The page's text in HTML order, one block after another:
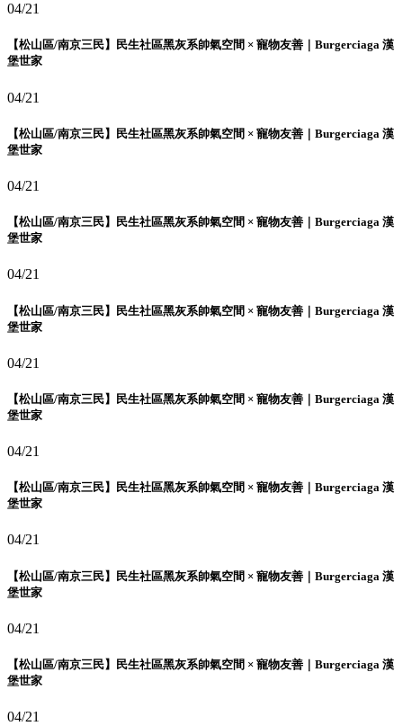
04/21
【松山區/南京三民】民生社區黑灰系帥氣空間 × 寵物友善｜Burgerciaga 漢
堡世家
04/21
【松山區/南京三民】民生社區黑灰系帥氣空間 × 寵物友善｜Burgerciaga 漢
堡世家
04/21
【松山區/南京三民】民生社區黑灰系帥氣空間 × 寵物友善｜Burgerciaga 漢
堡世家
04/21
【松山區/南京三民】民生社區黑灰系帥氣空間 × 寵物友善｜Burgerciaga 漢
堡世家
04/21
【松山區/南京三民】民生社區黑灰系帥氣空間 × 寵物友善｜Burgerciaga 漢
堡世家
04/21
【松山區/南京三民】民生社區黑灰系帥氣空間 × 寵物友善｜Burgerciaga 漢
堡世家
04/21
【松山區/南京三民】民生社區黑灰系帥氣空間 × 寵物友善｜Burgerciaga 漢
堡世家
04/21
【松山區/南京三民】民生社區黑灰系帥氣空間 × 寵物友善｜Burgerciaga 漢
堡世家
04/21